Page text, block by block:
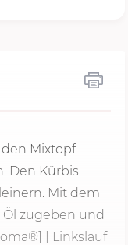
Mixtopf
Den Kürbis
Mit dem
Öl zugeben und
| Linkslauf